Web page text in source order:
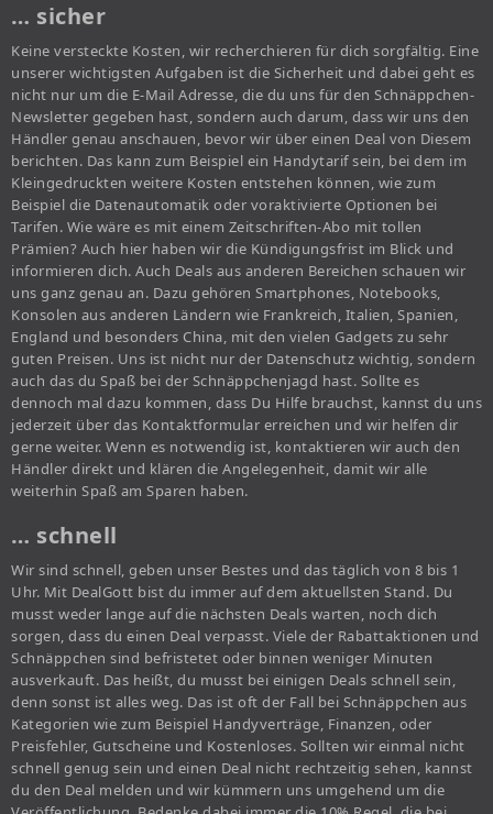
… sicher
Keine versteckte Kosten, wir recherchieren für dich sorgfältig. Eine
unserer wichtigsten Aufgaben ist die Sicherheit und dabei geht es
nicht nur um die E-Mail Adresse, die du uns für den Schnäppchen-
Newsletter gegeben hast, sondern auch darum, dass wir uns den
Händler genau anschauen, bevor wir über einen Deal von Diesem
berichten. Das kann zum Beispiel ein Handytarif sein, bei dem im
Kleingedruckten weitere Kosten entstehen können, wie zum
Beispiel die Datenautomatik oder voraktivierte Optionen bei
Tarifen. Wie wäre es mit einem Zeitschriften-Abo mit tollen
Prämien? Auch hier haben wir die Kündigungsfrist im Blick und
informieren dich. Auch Deals aus anderen Bereichen schauen wir
uns ganz genau an. Dazu gehören Smartphones, Notebooks,
Konsolen aus anderen Ländern wie Frankreich, Italien, Spanien,
England und besonders China, mit den vielen Gadgets zu sehr
guten Preisen. Uns ist nicht nur der Datenschutz wichtig, sondern
auch das du Spaß bei der Schnäppchenjagd hast. Sollte es
dennoch mal dazu kommen, dass Du Hilfe brauchst, kannst du uns
jederzeit über das Kontaktformular erreichen und wir helfen dir
gerne weiter. Wenn es notwendig ist, kontaktieren wir auch den
Händler direkt und klären die Angelegenheit, damit wir alle
weiterhin Spaß am Sparen haben.
… schnell
Wir sind schnell, geben unser Bestes und das täglich von 8 bis 1
Uhr. Mit DealGott bist du immer auf dem aktuellsten Stand. Du
musst weder lange auf die nächsten Deals warten, noch dich
sorgen, dass du einen Deal verpasst. Viele der Rabattaktionen und
Schnäppchen sind befristetet oder binnen weniger Minuten
ausverkauft. Das heißt, du musst bei einigen Deals schnell sein,
denn sonst ist alles weg. Das ist oft der Fall bei Schnäppchen aus
Kategorien wie zum Beispiel Handyverträge, Finanzen, oder
Preisfehler, Gutscheine und Kostenloses. Sollten wir einmal nicht
schnell genug sein und einen Deal nicht rechtzeitig sehen, kannst
du den Deal melden und wir kümmern uns umgehend um die